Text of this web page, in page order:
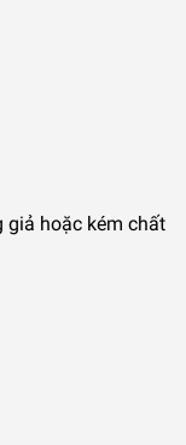
giả hoặc kém chất